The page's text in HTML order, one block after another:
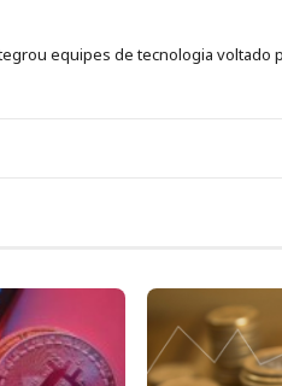
equipes de tecnologia voltado